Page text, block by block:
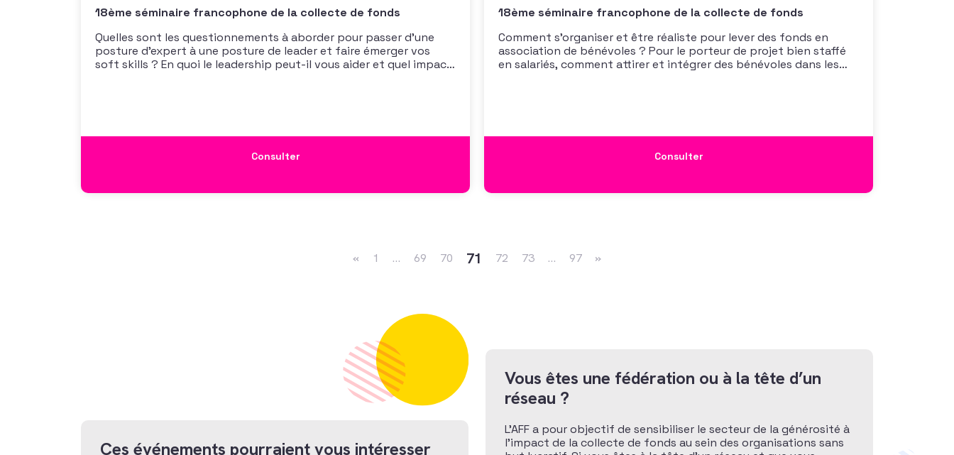
18ème séminaire francophone de la collecte de fonds
Quelles sont les questionnements à aborder pour passer d’une
posture d’expert à une posture de leader et faire émerger vos
soft skills ? En quoi le leadership peut-il vous aider et quel impact
Consulter
18ème séminaire francophone de la collecte de fonds
Comment s’organiser et être réaliste pour lever des fonds en
association de bénévoles ? Pour le porteur de projet bien staffé
en salariés, comment attirer et intégrer des bénévoles dans les
Consulter
« 1 … 69 70 71 72 73 … 97 »
Ces événements pourraient vous intéresser
Vous êtes une fédération ou à la tête d’un
réseau ?
L’AFF a pour objectif de sensibiliser le secteur de la générosité à
l’impact de la collecte de fonds au sein des organisations sans